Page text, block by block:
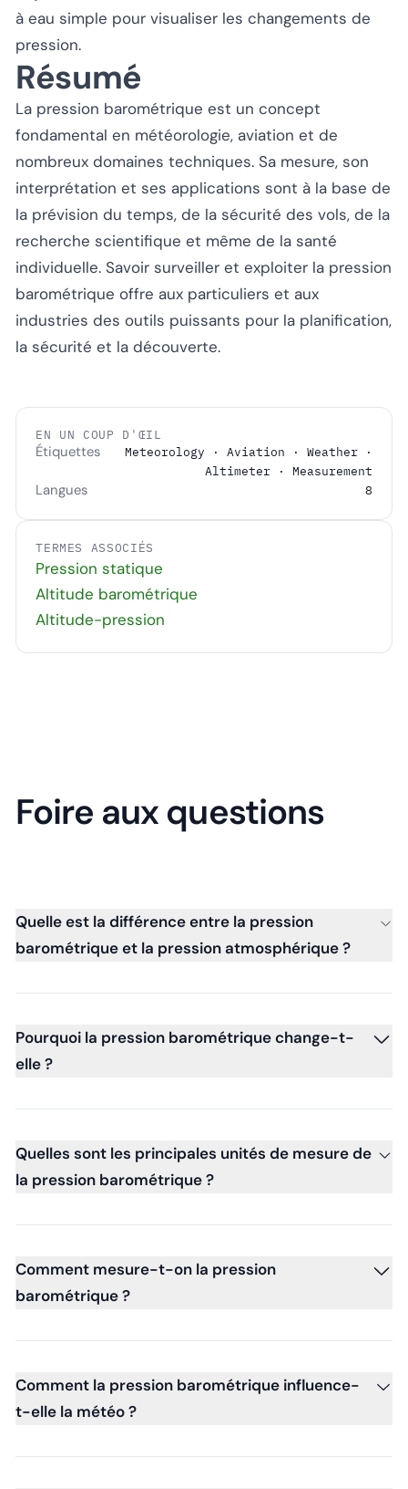
à eau simple pour visualiser les changements de
pression.
Résumé
La pression barométrique est un concept
fondamental en météorologie, aviation et de
nombreux domaines techniques. Sa mesure, son
interprétation et ses applications sont à la base de
la prévision du temps, de la sécurité des vols, de la
recherche scientifique et même de la santé
individuelle. Savoir surveiller et exploiter la pression
barométrique offre aux particuliers et aux
industries des outils puissants pour la planification,
la sécurité et la découverte.
EN UN COUP D'ŒIL
Étiquettes
Meteorology · Aviation · Weather ·
Altimeter · Measurement
Langues 8
TERMES ASSOCIÉS
Pression statique
Altitude barométrique
Altitude-pression
Foire aux questions
Quelle est la différence entre la pression
barométrique et la pression atmosphérique ?
Pourquoi la pression barométrique change-t-
elle ?
Quelles sont les principales unités de mesure de
la pression barométrique ?
Comment mesure-t-on la pression
barométrique ?
Comment la pression barométrique influence-
t-elle la météo ?